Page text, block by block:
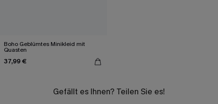
Boho Geblümtes Minikleid mit
Quasten
37,99 €
Gefällt es Ihnen? Teilen Sie es!